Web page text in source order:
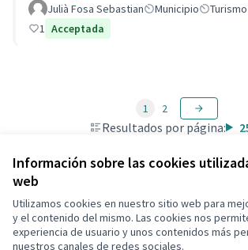
Información sobre las cookies
web
Utilizamos cookies en nuestro sitio web para
y el contenido del mismo. Las cookies nos
experiencia de usuario y unos contenidos más
nuestros canales de redes sociales.
Julià Fosa Sebastian Municipio
1 Acceptada
Resultados por página:
1 2
Términos y condiciones de uso
Configuración de cookies
Decidim Calafell en X
Decidim Calafell en Facebook
Decidim Calafell en YouTube
Decidim Calafell en GitHub